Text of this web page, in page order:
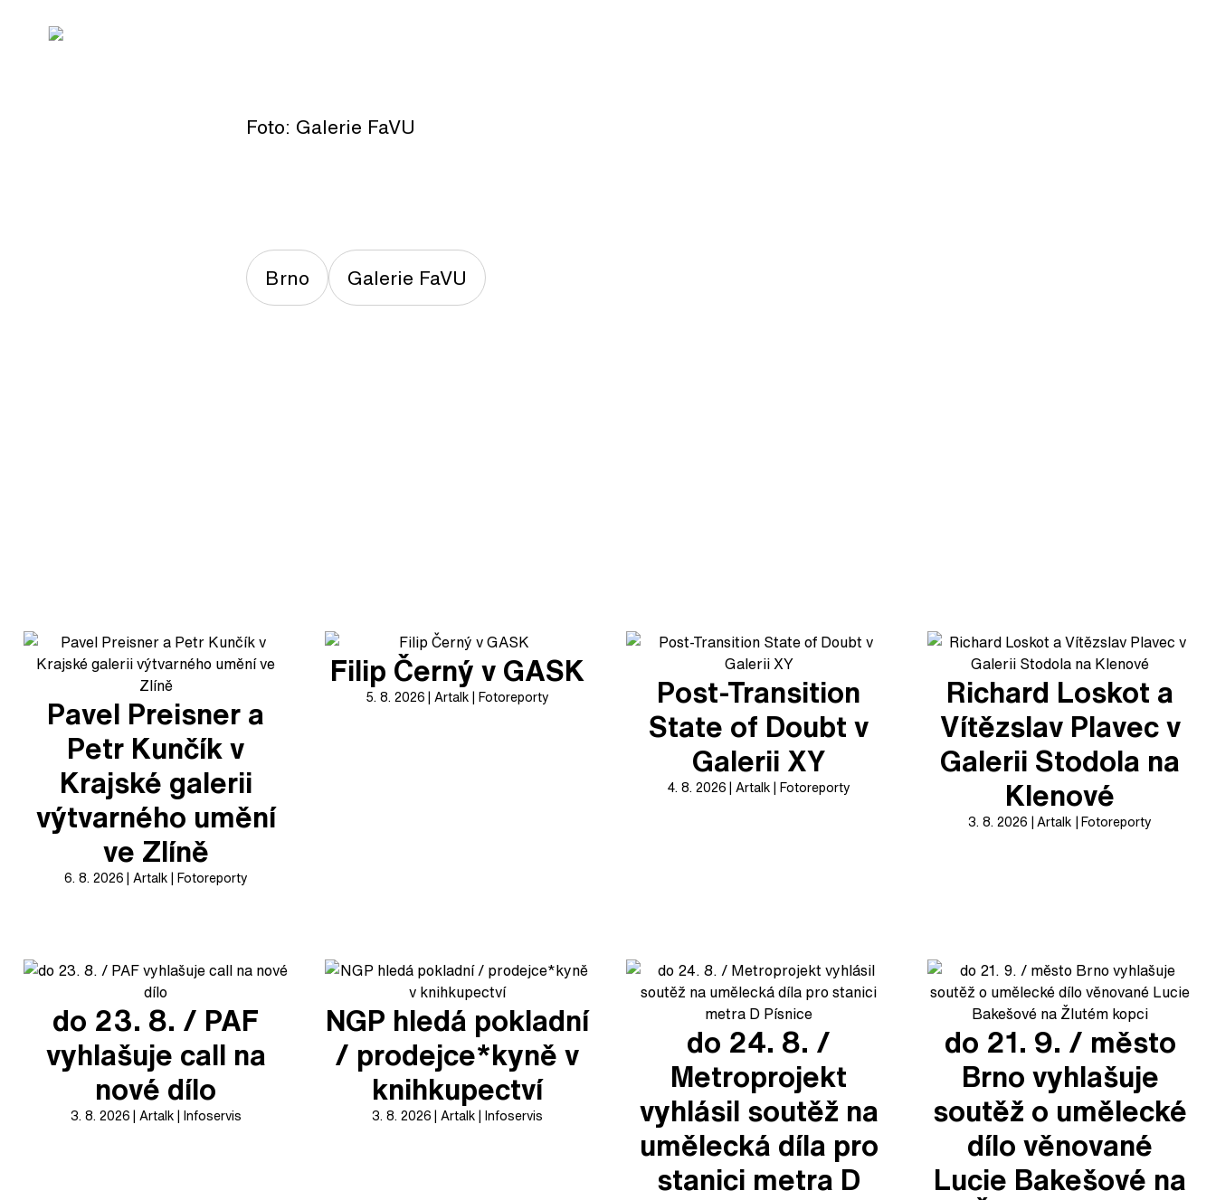
Foto: Galerie FaVU
Brno Galerie FaVU
Pavel Preisner a
Petr Kunčík v
Krajské galerii
výtvarného umění
ve Zlíně
6. 8. 2026 Artalk Fotoreporty
Filip Černý v GASK
5. 8. 2026 Artalk Fotoreporty
Post-Transition
State of Doubt v
Galerii XY
4. 8. 2026 Artalk Fotoreporty
Richard Loskot a
Vítězslav Plavec v
Galerii Stodola na
Klenové
3. 8. 2026 Artalk Fotoreporty
do 23. 8. / PAF
vyhlašuje call na
nové dílo
3. 8. 2026 Artalk Infoservis
NGP hledá pokladní
/ prodejce*kyně v
knihkupectví
3. 8. 2026 Artalk Infoservis
do 24. 8. /
Metroprojekt
vyhlásil soutěž na
umělecká díla pro
stanici metra D
do 21. 9. / město
Brno vyhlašuje
soutěž o umělecké
dílo věnované
Lucie Bakešové na